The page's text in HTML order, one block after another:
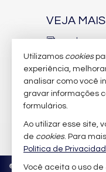
Salão de Festas
Piscina
Espaço Fitness
Medidores Individuais
Portão Eletrônico
Piscina Infantil
Gás Central
Elevador
Estar Social
VEJA MAIS
receba
indicadores
cadastre
imóveis
mapa de
© 2026 CRECI/SC 6.388-J
Utilizamos cookies
experiência,
analisar como você
gravar informações
formulários.
Ao utilizar esse site,
de cookies. Para
Política de
Você aceita o uso de